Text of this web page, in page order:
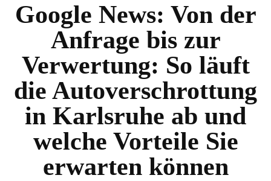
Google News: Von der
Anfrage bis zur
Verwertung: So läuft
die Autoverschrottung
in Karlsruhe ab und
welche Vorteile Sie
erwarten können